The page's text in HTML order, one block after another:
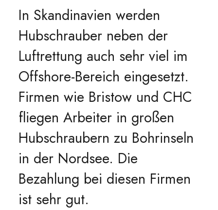
In Skandinavien werden
Hubschrauber neben der
Luftrettung auch sehr viel im
Offshore-Bereich eingesetzt.
Firmen wie Bristow und CHC
fliegen Arbeiter in großen
Hubschraubern zu Bohrinseln
in der Nordsee. Die
Bezahlung bei diesen Firmen
ist sehr gut.